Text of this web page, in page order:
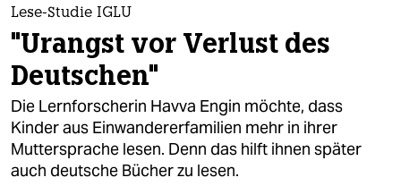
themen
politik
öko
gesellschaft
kultur
Lese-Studie IGLU
"Urangst vor Verlust des
Deutschen"
Die Lernforscherin Havva Engin möchte, dass
Kinder aus Einwandererfamilien mehr in ihrer
Muttersprache lesen. Denn das hilft ihnen später
auch deutsche Bücher zu lesen.